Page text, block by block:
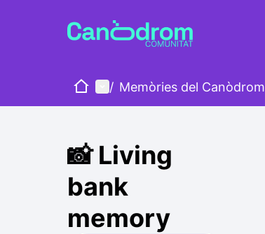
HomeMain menu
/ Memòries del Canòdrom
📸 Living
bank
memory